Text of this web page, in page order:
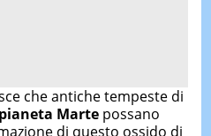
che antiche tempeste di
pianeta Martepossano
di questo ossido di